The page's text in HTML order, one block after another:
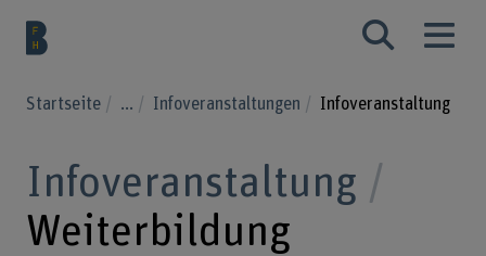
Startseite ... Infoveranstaltungen Infoveranstaltung
Infoveranstaltung
Weiterbildung